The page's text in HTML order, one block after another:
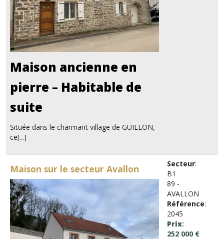
Maison ancienne en
pierre – Habitable de
suite
Située dans le charmant village de GUILLON,
ce[...]
Maison sur le secteur Avallon Secteur:
B1
89 -
AVALLON
Référence:
2045
Prix:
252 000 €